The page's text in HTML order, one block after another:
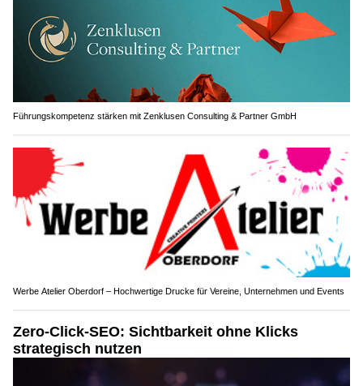
Führungskompetenz stärken mit Zenklusen Consulting & Partner GmbH
Werbe Atelier Oberdorf – Hochwertige Drucke für Vereine, Unternehmen und Events
Zero-Click-SEO: Sichtbarkeit ohne Klicks
strategisch nutzen